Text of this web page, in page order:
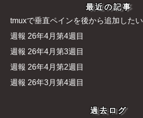
最近の記事
tmuxで垂直ペインを後から追加したい
週報 26年4月第4週目
週報 26年4月第3週目
週報 26年4月第2週目
週報 26年3月第4週目
過去ログ